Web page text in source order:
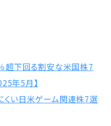
超下回る割安な米国株7
年5月】
くい日米ゲーム関連株7選